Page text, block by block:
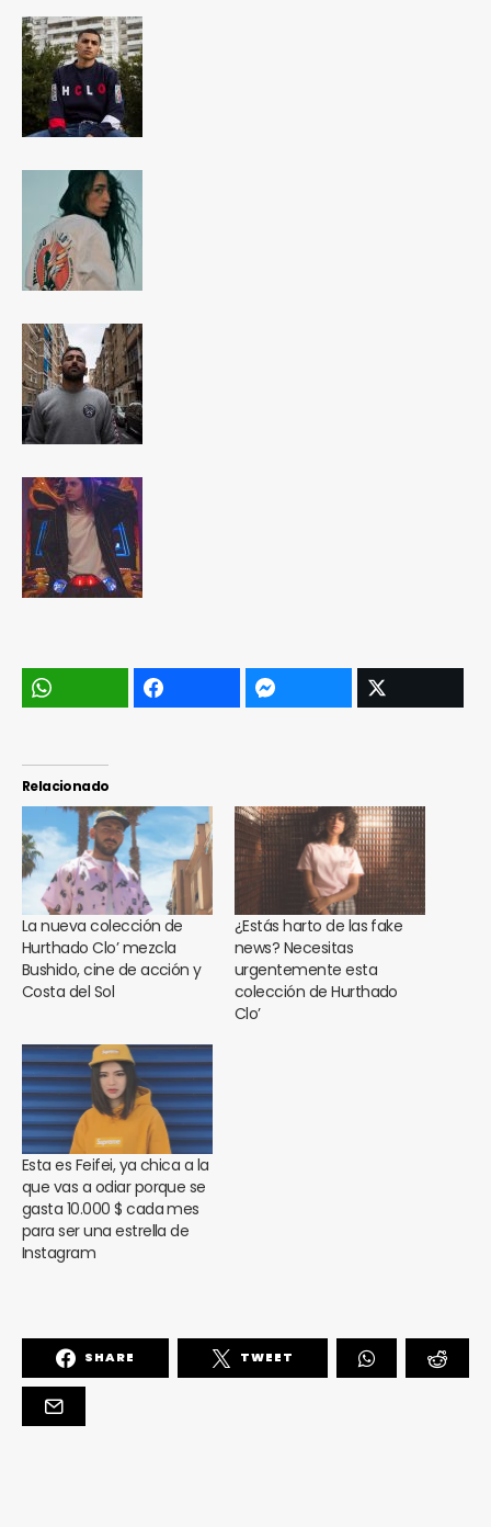
Relacionado
La nueva colección de
Hurthado Clo’ mezcla
Bushido, cine de acción y
Costa del Sol
¿Estás harto de las fake
news? Necesitas
urgentemente esta
colección de Hurthado
Clo’
Esta es Feifei, ya chica a la
que vas a odiar porque se
gasta 10.000 $ cada mes
para ser una estrella de
Instagram
SHARE TWEET